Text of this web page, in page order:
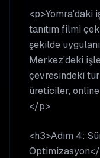
<p>Yomra'daki
tanıtım filmi
şekilde
Merkez'deki
çevresindeki
üreticiler,
</p>
<h3>Adım 4: